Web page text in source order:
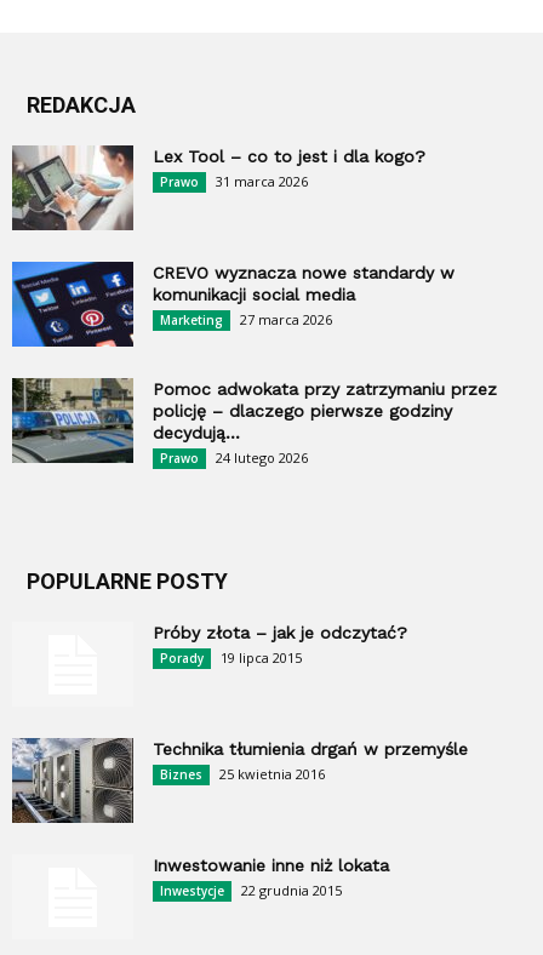
REDAKCJA
Lex Tool – co to jest i dla kogo?
Prawo 31 marca 2026
CREVO wyznacza nowe standardy w
komunikacji social media
Marketing 27 marca 2026
Pomoc adwokata przy zatrzymaniu przez
policję – dlaczego pierwsze godziny
decydują...
Prawo 24 lutego 2026
POPULARNE POSTY
Próby złota – jak je odczytać?
Porady 19 lipca 2015
Technika tłumienia drgań w przemyśle
Biznes 25 kwietnia 2016
Inwestowanie inne niż lokata
Inwestycje 22 grudnia 2015